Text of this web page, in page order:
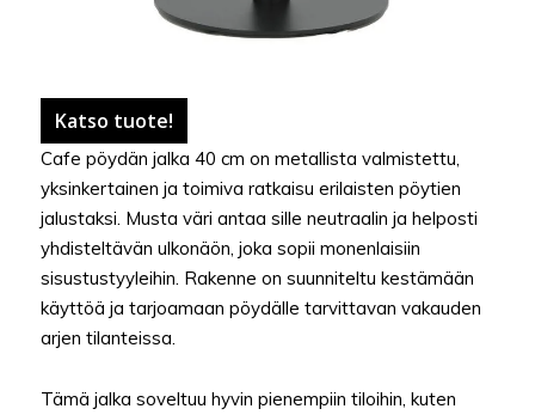
Katso tuote!
Cafe pöydän jalka 40 cm on metallista valmistettu,
yksinkertainen ja toimiva ratkaisu erilaisten pöytien
jalustaksi. Musta väri antaa sille neutraalin ja helposti
yhdisteltävän ulkonäön, joka sopii monenlaisiin
sisustustyyleihin. Rakenne on suunniteltu kestämään
käyttöä ja tarjoamaan pöydälle tarvittavan vakauden
arjen tilanteissa.
Tämä jalka soveltuu hyvin pienempiin tiloihin, kuten